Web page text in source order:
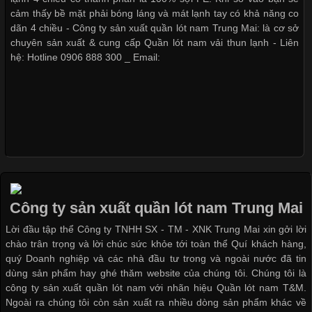
thuộc và được sử dụng phổ biến nhất hiện nay. Không chỉ đa
dạng về màu sắc hay chất liệu, áo thun còn có nhiều form dáng
khác nhau để phù hợp với từng phong cách thời trang và nhu
cầu
Áo phông là một trong những trang phục phổ biến nhất trong
đời sống hiện đại nhờ sự tiện lợi, thoải mái và dễ phối đồ.
Không chỉ xuất hiện trong thời trang thường ngày, áo phông còn
được ứng dụng rộng rãi trong ngành sản xuất may mặc, đặc
biệt là các sản phẩm từ vải thun. Hiện nay,
cảm thấy bề mặt phải bóng láng và mát lạnh tay có khả năng co
dãn 4 chiều - Công ty sản xuất quần lót nam Trung Mai: là cơ sở
chuyên sản xuất & cung cấp Quần lót nam vải thun lạnh - Liên
hệ: Hotline 0906 888 300 _ Email:
Công ty sản xuất quần lót nam Trung Mai
Lời đầu tập thể Công ty TNHH SX - TM - XNK Trung Mai xin gởi lời
chào trân trọng và lời chúc sức khỏe tới toàn thể Quí khách hàng,
quý Doanh nghiệp và các nhà đầu tư trong và ngoài nước đã tin
dùng sản phẩm hay ghé thăm website của chúng tôi. Chúng tôi là
công ty sản xuất quần lót nam với nhãn hiệu Quần lót nam T&M.
Ngoài ra chúng tôi còn sản xuất ra nhiều dòng sản phẩm khác về